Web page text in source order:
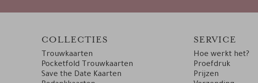
COLLECTIES
Trouwkaarten
Pocketfold Trouwkaarten
Save the Date Kaarten
SERVICE
Hoe werkt het?
Proefdruk
Prijzen